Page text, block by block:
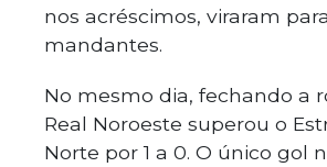
nos acréscimos, viraram
mandantes.
No mesmo dia, fechando a
Real Noroeste superou o
Norte por 1 a 0. O único gol